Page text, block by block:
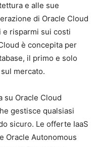
e alle sue
di Oracle Cloud
risparmi sui costi
è concepita per
il primo e solo
mercato.
su Oracle Cloud
gestisce qualsiasi
sicuro. Le offerte IaaS
Oracle Autonomous